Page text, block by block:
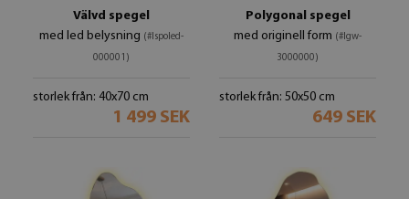
Välvd spegel
med led belysning (#lspoled-
000001)
storlek från: 40x70 cm
1 499 SEK
Polygonal spegel
med originell form (#lgw-
3000000)
storlek från: 50x50 cm
649 SEK